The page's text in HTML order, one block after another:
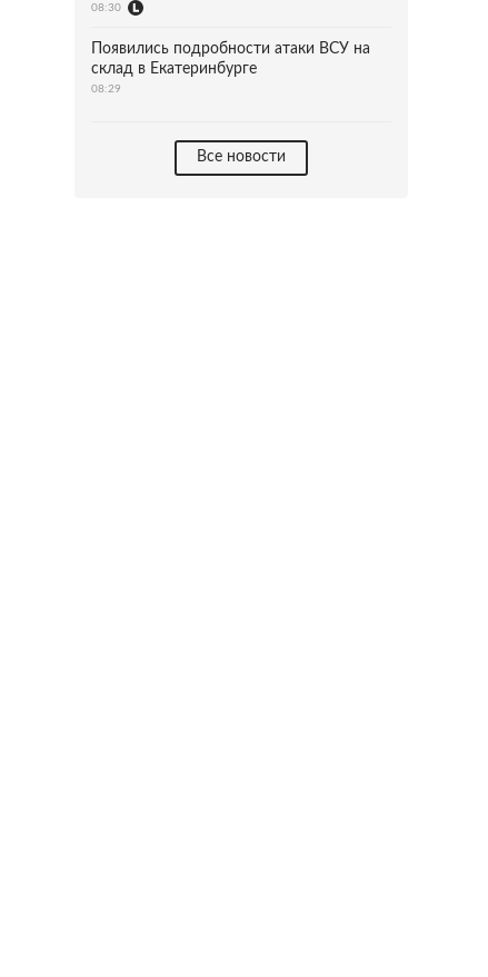
08:30
Появились подробности атаки ВСУ на
склад в Екатеринбурге
08:29
Все новости